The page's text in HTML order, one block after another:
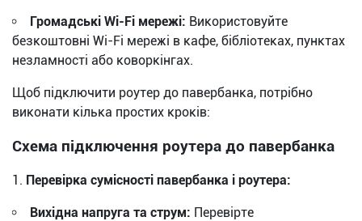
Громадські Wi-Fi мережі: Використовуйте
безкоштовні Wi-Fi мережі в кафе, бібліотеках, пунктах
незламності або коворкінгах.
Щоб підключити роутер до павербанка, потрібно
виконати кілька простих кроків:
Схема підключення роутера до павербанка
Перевірка сумісності павербанка і роутера:
Вихідна напруга та струм: Перевірте